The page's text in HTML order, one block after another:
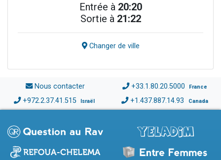
Entrée à 20:20
Sortie à 21:22
Changer de ville
Nous contacter +33.1.80.20.5000 France
+972.2.37.41.515 Israël +1.437.887.14.93 Canada